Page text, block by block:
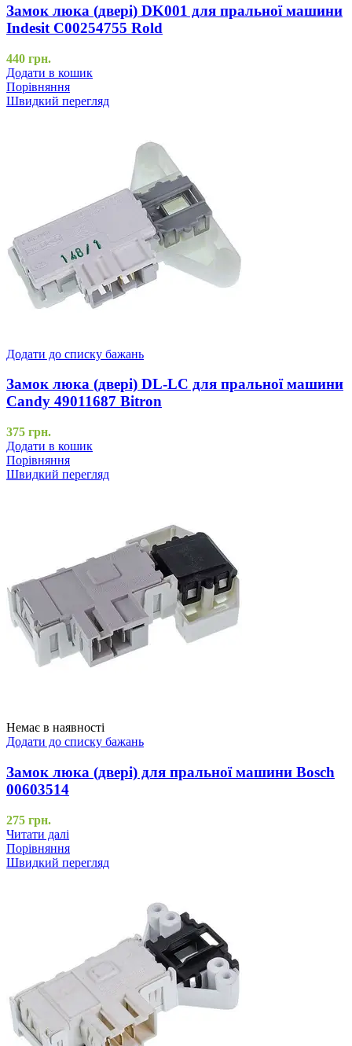
Замок люка (двері) DK001 для пральної машини
Indesit C00254755 Rold
440 грн.
Додати в кошик
Порівняння
Швидкий перегляд
Додати до списку бажань
Замок люка (двері) DL-LC для пральної машини
Candy 49011687 Bitron
375 грн.
Додати в кошик
Порівняння
Швидкий перегляд
Немає в наявності
Додати до списку бажань
Замок люка (двері) для пральної машини Bosch
00603514
275 грн.
Читати далі
Порівняння
Швидкий перегляд